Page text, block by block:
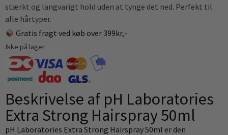
stærkt og langvarigt hold uden at tynge det ned. Perfekt til
alle hårtyper.
Gratis fragt ved køb over 399kr,-
Ikke på lager
Beskrivelse af pH Laboratories
Extra Strong Hairspray 50ml
pH Laboratories Extra Strong Hairspray 50ml er den